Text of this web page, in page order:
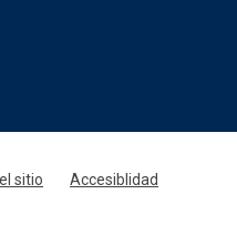
sitio Accesiblidad